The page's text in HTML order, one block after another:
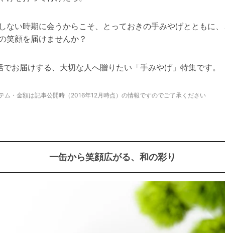
ない時期に会うからこそ、とっておきの手みやげとともに
笑顔を届けませんか？
でお届けする、大切な人へ贈りたい「手みやげ」特集です。
ム・金額は記事公開時（2016年12月時点）の情報ですのでご了承ください
一缶から笑顔広がる、和の彩り